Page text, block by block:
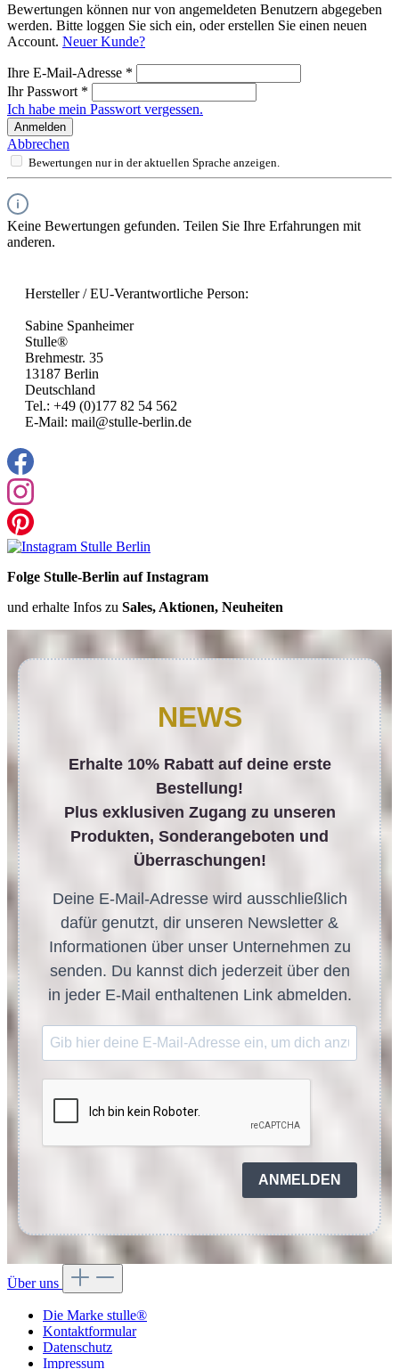
Bewertungen können nur von angemeldeten Benutzern abgegeben
werden. Bitte loggen Sie sich ein, oder erstellen Sie einen neuen
Account. Neuer Kunde?
Ihre E-Mail-Adresse *
Ihr Passwort *
Ich habe mein Passwort vergessen.
Anmelden
Abbrechen
Bewertungen nur in der aktuellen Sprache anzeigen.
Keine Bewertungen gefunden. Teilen Sie Ihre Erfahrungen mit
anderen.
Hersteller / EU-Verantwortliche Person:
Sabine Spanheimer
Stulle®
Brehmestr. 35
13187 Berlin
Deutschland
Tel.: +49 (0)177 82 54 562
E-Mail: mail@stulle-berlin.de
Folge Stulle-Berlin auf Instagram
und erhalte Infos zu Sales, Aktionen, Neuheiten
NEWS
Erhalte 10% Rabatt auf deine erste
Bestellung!
Plus exklusiven Zugang zu unseren
Produkten, Sonderangeboten und
Überraschungen!
Deine E-Mail-Adresse wird ausschließlich
dafür genutzt, dir unseren Newsletter &
Informationen über unser Unternehmen zu
senden. Du kannst dich jederzeit über den
in jeder E-Mail enthaltenen Link abmelden.
ANMELDEN
Über uns
Die Marke stulle®
Kontaktformular
Datenschutz
Impressum